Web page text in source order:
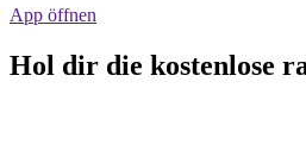
App öffnen
Hol dir die kostenlose